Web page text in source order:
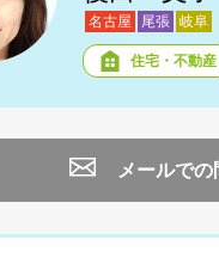
名古屋 尾張 岐阜
住宅・不動産
メールで